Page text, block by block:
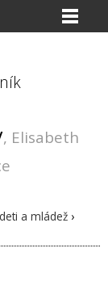
, Elisabeth
a mládež ›